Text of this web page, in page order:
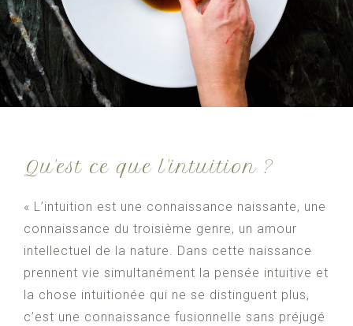
Qu'est ce que l'intuition ?
« L’intuition est une connaissance naissante, une
connaissance du troisième genre, un amour
intellectuel de la nature. Dans cette naissance
prennent vie simultanément la pensée intuitive et
la chose intuitionée qui ne se distinguent plus,
c’est une connaissance fusionnelle sans préjugé